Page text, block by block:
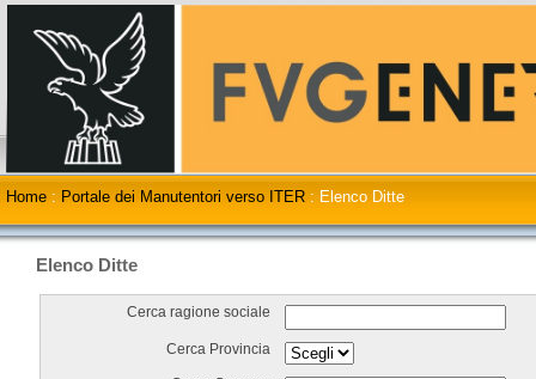
Home : Portale dei Manutentori verso ITER : Elenco Ditte
Elenco Ditte
Cerca ragione sociale
Cerca Provincia